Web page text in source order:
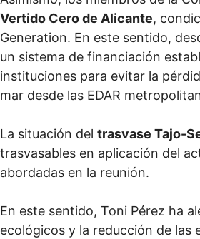
Vertido Cero de Alicante,
Generation. En este sentido,
un sistema de financiación
instituciones para evitar la
mar desde las EDAR
La situación del trasvase Tajo-
trasvasables en aplicación del
abordadas en la reunión.
En este sentido, Toni Pérez ha
ecológicos y la reducción de las